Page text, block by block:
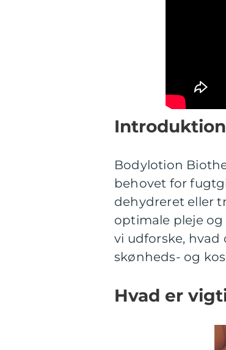
Bodylotion
behovet for
dehydreret eller
optimale pleje
vi udforske,
skønheds- og
Hvad er